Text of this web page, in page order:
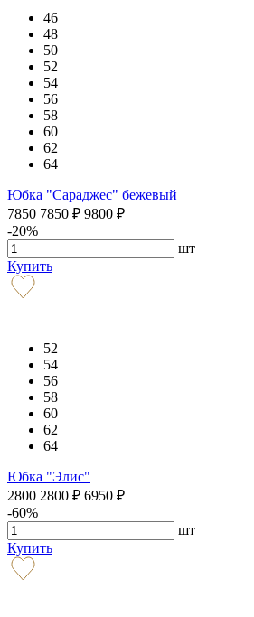
46
48
50
52
54
56
58
60
62
64
Юбка "Сараджес" бежевый
7850 7850 ₽ 9800 ₽
-20%
шт
Купить
52
54
56
58
60
62
64
Юбка "Элис"
2800 2800 ₽ 6950 ₽
-60%
шт
Купить